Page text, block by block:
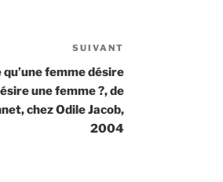
suivant
SUIVANT
qu’une femme désire
une femme ?, de
chez Odile Jacob,
2004